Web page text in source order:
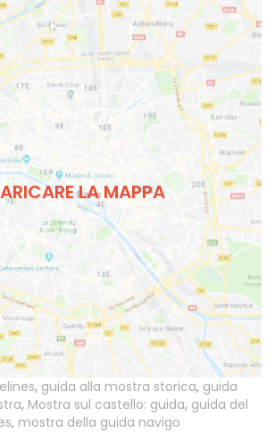
LA MAPPA
, guida alla mostra storica, guida
, Mostra sul castello: guida, guida del
, mostra della guida navigo